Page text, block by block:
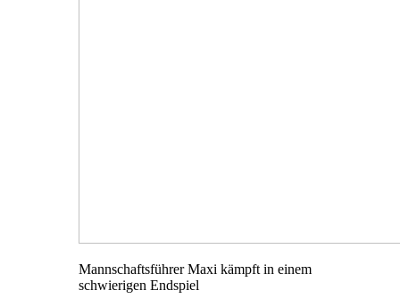
Mannschaftsführer Maxi kämpft in einem
schwierigen Endspiel